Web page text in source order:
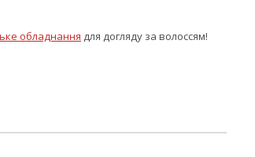
обладнання для догляду за волоссям!